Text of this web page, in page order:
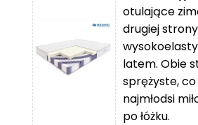
839 zł
119 zł
do
670 zł
otulające
drugiej
latem. Obie
sprężyste,
najmłodsi
po łóżku.